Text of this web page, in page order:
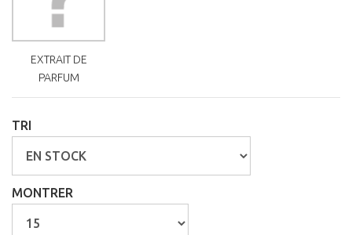
EXTRAIT DE
PARFUM
TRI
MONTRER